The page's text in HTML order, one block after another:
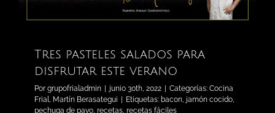
Tres pasteles salados para
disfrutar este verano
Por grupofrialadmin junio 30th, 2022 Categorías: Cocina
Frial, Martín Berasategui Etiquetas: bacon, jamón cocido,
pechuga de pavo, recetas, recetas fáciles